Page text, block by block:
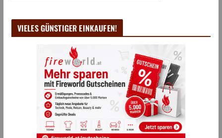
VIELES GÜNSTIGER EINKAUFEN!